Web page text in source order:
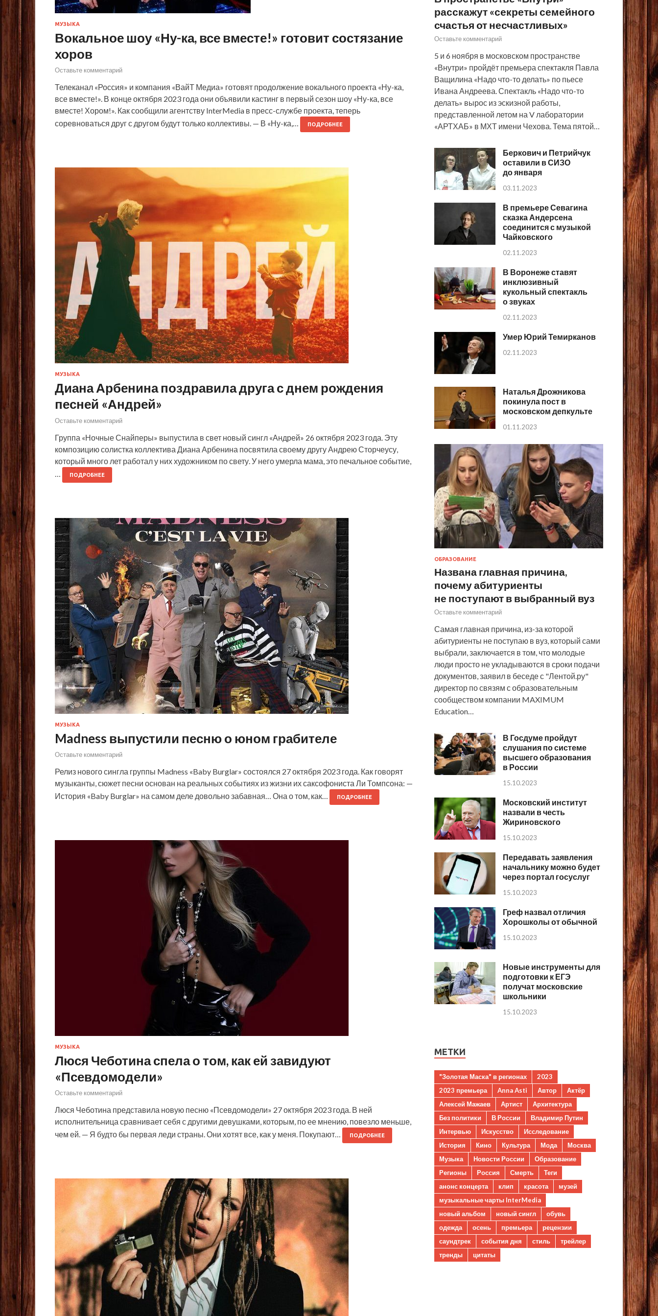
МУЗЫКА
Вокальное шоу «Ну-ка, все вместе!» готовит состязание
хоров
Оставьте комментарий
Телеканал «Россия» и компания «ВайТ Медиа» готовят продолжение вокального проекта «Ну-ка,
все вместе!». В конце октября 2023 года они объявили кастинг в первый сезон шоу «Ну-ка, все
вместе! Хором!». Как сообщили агентству InterMedia в пресс-службе проекта, теперь
соревноваться друг с другом будут только коллективы. — В «Ну-ка,…
ПОДРОБНЕЕ
МУЗЫКА
Диана Арбенина поздравила друга с днем рождения
песней «Андрей»
Оставьте комментарий
Группа «Ночные Снайперы» выпустила в свет новый сингл «Андрей» 26 октября 2023 года. Эту
композицию солистка коллектива Диана Арбенина посвятила своему другу Андрею Сторчеусу,
который много лет работал у них художником по свету. У него умерла мама, это печальное событие,
ПОДРОБНЕЕ
МУЗЫКА
Madness выпустили песню о юном грабителе
Оставьте комментарий
Релиз нового сингла группы Madness «Baby Burglar» состоялся 27 октября 2023 года. Как говорят
музыканты, сюжет песни основан на реальных событиях из жизни их саксофониста Ли Томпсона: —
История «Baby Burglar» на самом деле довольно забавная… Она о том, как…
ПОДРОБНЕЕ
МУЗЫКА
Люся Чеботина спела о том, как ей завидуют
«Псевдомодели»
Оставьте комментарий
Люся Чеботина представила новую песню «Псевдомодели» 27 октября 2023 года. В ней
исполнительница сравнивает себя с другими девушками, которым, по ее мнению, повезло меньше,
чем ей. — Я будто бы первая леди страны. Они хотят все, как у меня. Покупают…
ПОДРОБНЕЕ
расскажут «секреты семейного
счастья от несчастливых»
Оставьте комментарий
5 и 6 ноября в московском пространстве
«Внутри» пройдёт премьера спектакля Павла
Ващилина «Надо что-то делать» по пьесе
Ивана Андреева. Спектакль «Надо что-то
делать» вырос из эскизной работы,
представленной летом на V лаборатории
«АРТХАБ» в МХТ имени Чехова. Тема пятой…
Беркович и Петрийчук
оставили в СИЗО
до января
03.11.2023
В премьере Севагина
сказка Андерсена
соединится с музыкой
Чайковского
02.11.2023
В Воронеже ставят
инклюзивный
кукольный спектакль
о звуках
02.11.2023
Умер Юрий Темирканов
02.11.2023
Наталья Дрожникова
покинула пост в
московском депкульте
01.11.2023
ОБРАЗОВАНИЕ
Названа главная причина,
почему абитуриенты
не поступают в выбранный вуз
Оставьте комментарий
Самая главная причина, из-за которой
абитуриенты не поступаю в вуз, который сами
выбрали, заключается в том, что молодые
люди просто не укладываются в сроки подачи
документов, заявил в беседе с "Лентой.ру"
директор по связям с образовательным
сообществом компании MAXIMUM
Education…
В Госдуме пройдут
слушания по системе
высшего образования
в России
15.10.2023
Московский институт
назвали в честь
Жириновского
15.10.2023
Передавать заявления
начальнику можно будет
через портал госуслуг
15.10.2023
Греф назвал отличия
Хорошколы от обычной
15.10.2023
Новые инструменты для
подготовки к ЕГЭ
получат московские
школьники
15.10.2023
МЕТКИ
"Золотая Маска" в регионах
2023
2023 премьера
Anna Asti Автор
Актёр
Алексей Мажаев
Артист
Архитектура
Без политики
В России
Владимир Путин
Интервью
Искусство
Исследование
История
Кино Культура Мода
Москва
Музыка
Новости России
Образование
Регионы
Россия Смерть
Теги
анонс концерта
клип красота
музей
музыкальные чарты InterMedia
новый альбом
новый сингл
обувь
одежда
осень премьера
рецензии
саундтрек
события дня стиль
трейлер
тренды
цитаты